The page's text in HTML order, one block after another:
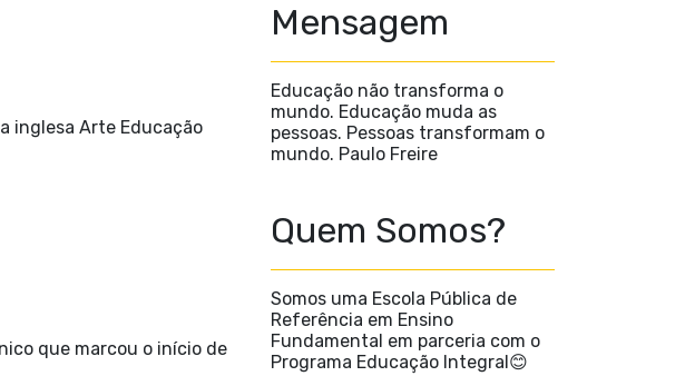
inglesa Arte Educação
que marcou o início de
Mensagem
Educação não transforma o
mundo. Educação muda as
pessoas. Pessoas transformam o
mundo. Paulo Freire
Quem Somos?
Somos uma Escola Pública de
Referência em Ensino
Fundamental em parceria com o
Programa Educação Integral😊